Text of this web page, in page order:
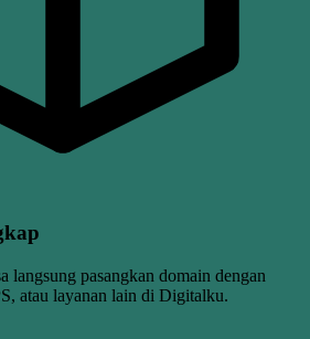
langsung pasangkan domain dengan
atau layanan lain di Digitalku.